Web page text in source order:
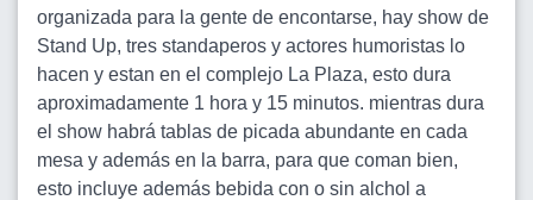
organizada para la gente de encontarse, hay show de
Stand Up, tres standaperos y actores humoristas lo
hacen y estan en el complejo La Plaza, esto dura
aproximadamente 1 hora y 15 minutos. mientras dura
el show habrá tablas de picada abundante en cada
mesa y además en la barra, para que coman bien,
esto incluye además bebida con o sin alchol a